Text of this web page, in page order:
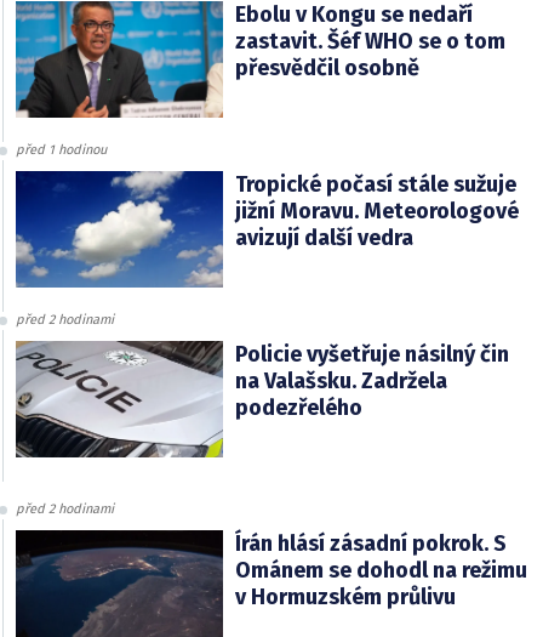
Ebolu v Kongu se nedaří
zastavit. Šéf WHO se o tom
přesvědčil osobně
před 1 hodinou
Tropické počasí stále sužuje
jižní Moravu. Meteorologové
avizují další vedra
před 2 hodinami
Policie vyšetřuje násilný čin
na Valašsku. Zadržela
podezřelého
před 2 hodinami
Írán hlásí zásadní pokrok. S
Ománem se dohodl na režimu
v Hormuzském průlivu